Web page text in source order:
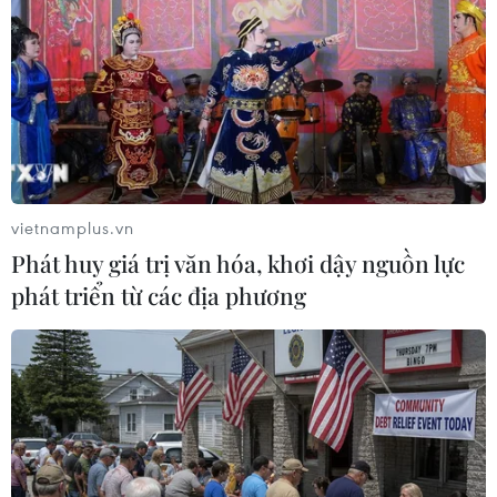
khí hậu và những hệ luỵ của nó. Vì vậy trong
các hội nghị quốc tế, Đức luôn kêu gọi các nước
đưa ra những hiệp định mang tính ràng buộc.
Những vấn đề liên quan đến biến đổi khí hậu
và hệ lụy của nó đã được nhiều bộ ngành của
Đức quan tâm. Từ những năm 1999-2000, Chính
lượng tái tạo nhằm giảm thiểu các yếu tố gây
biến đổi khí hậu. Đến nay, trong lĩnh vực sản
xuất điện ở Đức, năng lượng tái tạo chiếm đến
30%. Nước Đức là đối tác đầy tin cậy và cần sự
hợp tác của các nước trong lĩnh vực này.
Phó Chủ tịch Quốc hội Cộng hòa Liên bang Đức
cũng quan tâm đến các dự án chống biến đổi
khí hậu ở Đồng bằng sông Cửu Long đang kêu
vietnamplus.vn
Phát huy giá trị văn hóa, khơi dậy nguồn lực
phát triển từ các địa phương